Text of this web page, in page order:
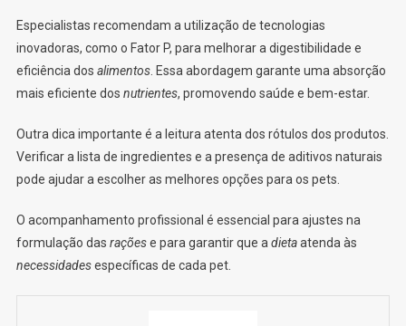
Especialistas recomendam a utilização de tecnologias
inovadoras, como o Fator P, para melhorar a digestibilidade e
eficiência dos alimentos. Essa abordagem garante uma absorção
mais eficiente dos nutrientes, promovendo saúde e bem-estar.
Outra dica importante é a leitura atenta dos rótulos dos produtos.
Verificar a lista de ingredientes e a presença de aditivos naturais
pode ajudar a escolher as melhores opções para os pets.
O acompanhamento profissional é essencial para ajustes na
formulação das raçõese para garantir que a dietaatenda às
necessidadesespecíficas de cada pet.